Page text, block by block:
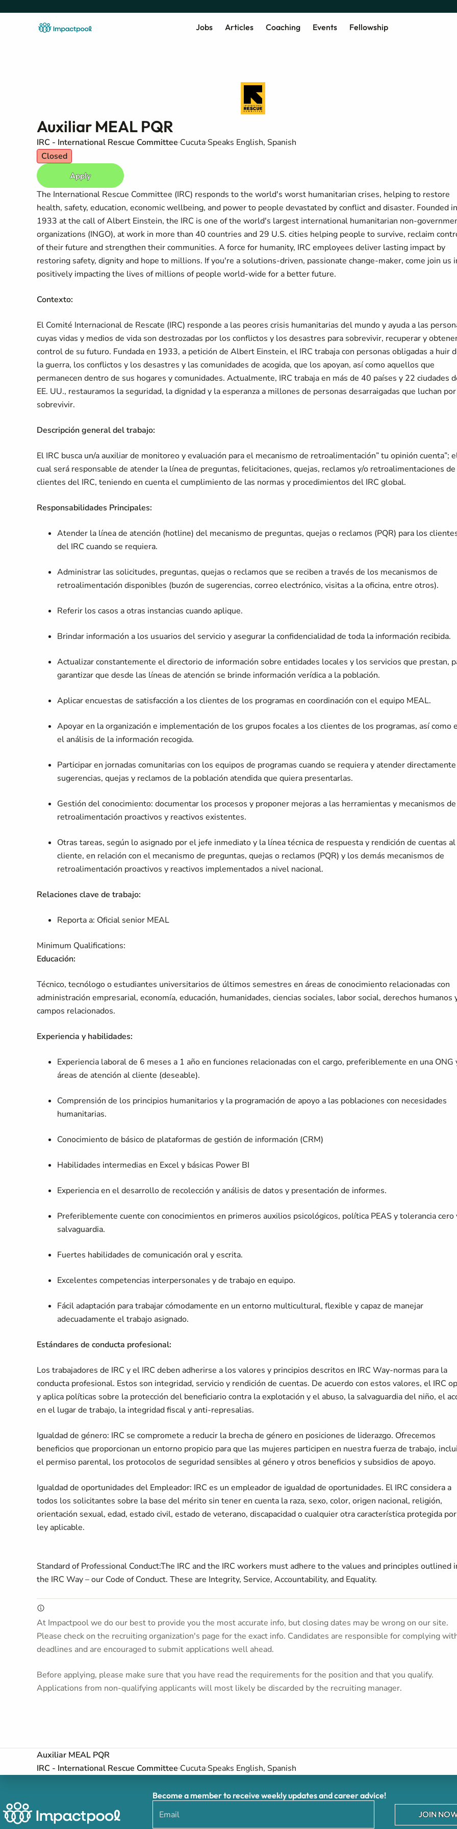
Jobs Articles Coaching Events Fellowship
Auxiliar MEAL PQR
IRC - International Rescue Committee Cucuta Speaks English, Spanish
Closed
Apply
The International Rescue Committee (IRC) responds to the world's worst humanitarian crises, helping to restore
health, safety, education, economic wellbeing, and power to people devastated by conflict and disaster. Founded in
1933 at the call of Albert Einstein, the IRC is one of the world's largest international humanitarian non-
organizations (INGO), at work in more than 40 countries and 29 U.S. cities helping people to survive, reclaim
of their future and strengthen their communities. A force for humanity, IRC employees deliver lasting impact by
restoring safety, dignity and hope to millions. If you're a solutions-driven, passionate change-maker, come join us
positively impacting the lives of millions of people world-wide for a better future.
Contexto:
El Comité Internacional de Rescate (IRC) responde a las peores crisis humanitarias del mundo y ayuda a las
cuyas vidas y medios de vida son destrozadas por los conflictos y los desastres para sobrevivir, recuperar y
control de su futuro. Fundada en 1933, a petición de Albert Einstein, el IRC trabaja con personas obligadas a huir
la guerra, los conflictos y los desastres y las comunidades de acogida, que los apoyan, así como aquellos que
permanecen dentro de sus hogares y comunidades. Actualmente, IRC trabaja en más de 40 países y 22 ciudades
EE. UU., restauramos la seguridad, la dignidad y la esperanza a millones de personas desarraigadas que luchan por
sobrevivir.
Descripción general del trabajo:
El IRC busca un/a auxiliar de monitoreo y evaluación para el mecanismo de retroalimentación” tu opinión cuenta”;
cual será responsable de atender la línea de preguntas, felicitaciones, quejas, reclamos y/o retroalimentaciones
clientes del IRC, teniendo en cuenta el cumplimiento de las normas y procedimientos del IRC global.
Responsabilidades Principales:
Atender la línea de atención (hotline) del mecanismo de preguntas, quejas o reclamos (PQR) para los
del IRC cuando se requiera.
Administrar las solicitudes, preguntas, quejas o reclamos que se reciben a través de los mecanismos de
retroalimentación disponibles (buzón de sugerencias, correo electrónico, visitas a la oficina, entre otros).
Referir los casos a otras instancias cuando aplique.
Brindar información a los usuarios del servicio y asegurar la confidencialidad de toda la información recibida.
Actualizar constantemente el directorio de información sobre entidades locales y los servicios que prestan,
garantizar que desde las líneas de atención se brinde información verídica a la población.
Aplicar encuestas de satisfacción a los clientes de los programas en coordinación con el equipo MEAL.
Apoyar en la organización e implementación de los grupos focales a los clientes de los programas, así como
el análisis de la información recogida.
Participar en jornadas comunitarias con los equipos de programas cuando se requiera y atender
sugerencias, quejas y reclamos de la población atendida que quiera presentarlas.
Gestión del conocimiento: documentar los procesos y proponer mejoras a las herramientas y mecanismos de
retroalimentación proactivos y reactivos existentes.
Otras tareas, según lo asignado por el jefe inmediato y la línea técnica de respuesta y rendición de cuentas al
cliente, en relación con el mecanismo de preguntas, quejas o reclamos (PQR) y los demás mecanismos de
retroalimentación proactivos y reactivos implementados a nivel nacional.
Relaciones clave de trabajo:
Reporta a: Oficial senior MEAL
Minimum Qualifications:
Educación:
Técnico, tecnólogo o estudiantes universitarios de últimos semestres en áreas de conocimiento relacionadas con
administración empresarial, economía, educación, humanidades, ciencias sociales, labor social, derechos humanos
campos relacionados.
Experiencia y habilidades:
Experiencia laboral de 6 meses a 1 año en funciones relacionadas con el cargo, preferiblemente en una ONG
áreas de atención al cliente (deseable).
Comprensión de los principios humanitarios y la programación de apoyo a las poblaciones con necesidades
humanitarias.
Conocimiento de básico de plataformas de gestión de información (CRM)
Habilidades intermedias en Excel y básicas Power BI
Experiencia en el desarrollo de recolección y análisis de datos y presentación de informes.
Preferiblemente cuente con conocimientos en primeros auxilios psicológicos, política PEAS y tolerancia cero
salvaguardia.
Fuertes habilidades de comunicación oral y escrita.
Excelentes competencias interpersonales y de trabajo en equipo.
Fácil adaptación para trabajar cómodamente en un entorno multicultural, flexible y capaz de manejar
adecuadamente el trabajo asignado.
Estándares de conducta profesional:
Los trabajadores de IRC y el IRC deben adherirse a los valores y principios descritos en IRC Way-normas para la
conducta profesional. Estos son integridad, servicio y rendición de cuentas. De acuerdo con estos valores, el IRC
y aplica políticas sobre la protección del beneficiario contra la explotación y el abuso, la salvaguardia del niño, el
en el lugar de trabajo, la integridad fiscal y anti-represalias.
Igualdad de género: IRC se compromete a reducir la brecha de género en posiciones de liderazgo. Ofrecemos
beneficios que proporcionan un entorno propicio para que las mujeres participen en nuestra fuerza de trabajo,
el permiso parental, los protocolos de seguridad sensibles al género y otros beneficios y subsidios de apoyo.
Igualdad de oportunidades del Empleador: IRC es un empleador de igualdad de oportunidades. El IRC considera a
todos los solicitantes sobre la base del mérito sin tener en cuenta la raza, sexo, color, origen nacional, religión,
orientación sexual, edad, estado civil, estado de veterano, discapacidad o cualquier otra característica protegida
ley aplicable.
Standard of Professional Conduct:The IRC and the IRC workers must adhere to the values and principles outlined
the IRC Way – our Code of Conduct. These are Integrity, Service, Accountability, and Equality.
At Impactpool we do our best to provide you the most accurate info, but closing dates may be wrong on our site.
Please check on the recruiting organization's page for the exact info. Candidates are responsible for complying
deadlines and are encouraged to submit applications well ahead.
Before applying, please make sure that you have read the requirements for the position and that you qualify.
Applications from non-qualifying applicants will most likely be discarded by the recruiting manager.
Auxiliar MEAL PQR
IRC - International Rescue Committee Cucuta Speaks English, Spanish
Become a member to receive weekly updates and career advice!
JOIN